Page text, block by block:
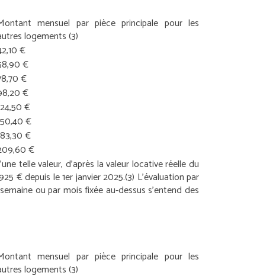
mensuel par pièce principale pour les
logements(3)
€
€
€
€
€
€
€
€
telle valeur, d’après la valeur locative réelle du
€ depuis le 1erjanvier 2025.(3) L’évaluation par
ou par mois fixée au-dessus s’entend des
mensuel par pièce principale pour les
logements(3)